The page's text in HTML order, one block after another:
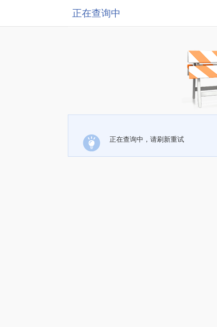
正在查询中
正在查询中，请刷新重试